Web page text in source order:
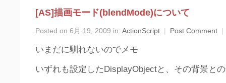
[AS]描画モード(blendMode)について
Posted on 6月 19, 2009 in: ActionScript | Post Comment |
いまだに馴れないのでメモ
いずれも設定したDisplayObjectと、その背景と